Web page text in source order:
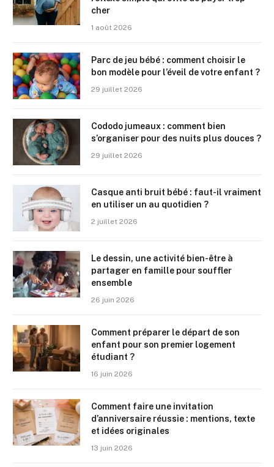
cher
1 août 2026
Parc de jeu bébé : comment choisir le
bon modèle pour l’éveil de votre enfant ?
29 juillet 2026
Cododo jumeaux : comment bien
s’organiser pour des nuits plus douces ?
29 juillet 2026
Casque anti bruit bébé : faut-il vraiment
en utiliser un au quotidien ?
2 juillet 2026
Le dessin, une activité bien-être à
partager en famille pour souffler
ensemble
26 juin 2026
Comment préparer le départ de son
enfant pour son premier logement
étudiant ?
16 juin 2026
Comment faire une invitation
d’anniversaire réussie : mentions, texte
et idées originales
13 juin 2026